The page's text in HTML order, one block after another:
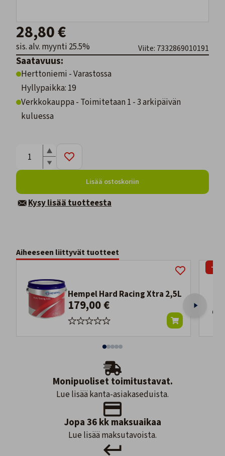
28,80 €
sis. alv. myynti 25.5% Viite: 7332869010191
Saatavuus:
Herttoniemi - Varastossa
Hyllypaikka: 19
Verkkokauppa - Toimitetaan 1 - 3 arkipäivän
kuluessa
Lisää ostoskoriin
Kysy lisää tuotteesta
Aiheeseen liittyvät tuotteet
Hempel Hard Racing Xtra 2,5L
179,00 €
-
Monipuoliset toimitustavat.
Lue lisää kanta-asiakaseduista.
Jopa 36 kk maksuaikaa
Lue lisää maksutavoista.